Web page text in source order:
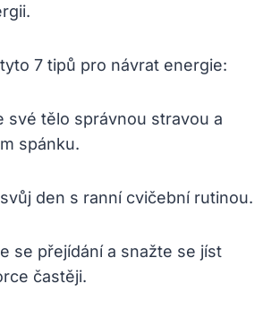
7 tipů pro návrat energie:
své tělo správnou stravou a
spánku.
den s ranní cvičební rutinou.
se přejídání a snažte se jíst
častěji.